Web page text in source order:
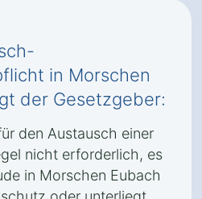
in Morschen
der Gesetzgeber:
den Austausch einer
nicht erforderlich, es
in Morschen Eubach